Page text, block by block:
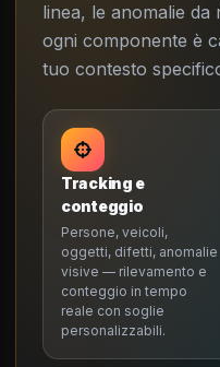
linea, le anomalie da
ogni componente è
tuo contesto
Tracking e
conteggio
Persone, veicoli,
oggetti, difetti, anomalie
visive — rilevamento e
conteggio in tempo
reale con soglie
personalizzabili.